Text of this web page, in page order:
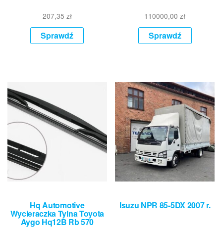
207,35 zł
Sprawdź
110000,00zł
Sprawdź
Hq Automotive
Wycieraczka Tylna Toyota
Aygo Hq12B Rb 570
Isuzu NPR 85-5DX 2007 r.